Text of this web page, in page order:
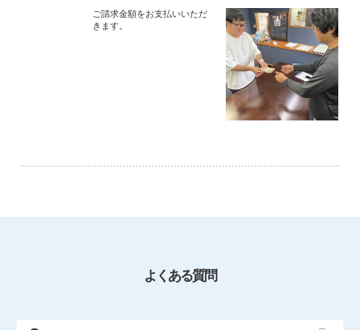
ご請求金額をお支払いいただ
きます。
よくある質問